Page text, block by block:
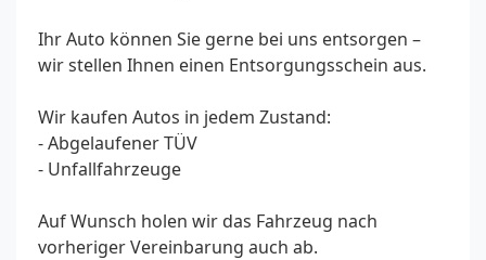
Ihr Auto können Sie gerne bei uns entsorgen –
wir stellen Ihnen einen Entsorgungsschein aus.
Wir kaufen Autos in jedem Zustand:
- Abgelaufener TÜV
- Unfallfahrzeuge
Auf Wunsch holen wir das Fahrzeug nach
vorheriger Vereinbarung auch ab.